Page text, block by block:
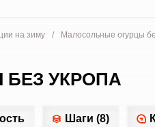
на зиму / Малосольные огурцы
УКРОПА
Шаги (8)